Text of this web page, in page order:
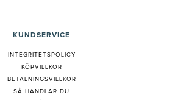
KUNDSERVICE
INTEGRITETSPOLICY
KÖPVILLKOR
BETALNINGSVILLKOR
SÅ HANDLAR DU